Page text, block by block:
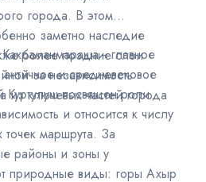
города. В этом
заметно наследие
более поздние слои
за независимость
из ключевых частей города
- главное
и средневековое
посвящен роли
и относится к числу
маршрута. За
районы и зоны у
природные виды: горы Ахыр